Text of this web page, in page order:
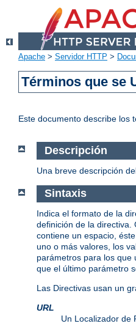
Apache > Servidor HTTP >
Términos que se
Este documento describe los
Descripción
Una breve descripción
Sintaxis
Indica el formato de la
definición de la
contiene un espacio,
uno o más valores, los
parámetros para los que
que el último parámetro
Las Directivas usan un
URL
Un Localizador de